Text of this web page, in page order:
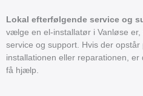
Lokal efterfølgende service og
vælge en el-installatør i Vanløse
service og support. Hvis der
installationen eller reparationen,
få hjælp.